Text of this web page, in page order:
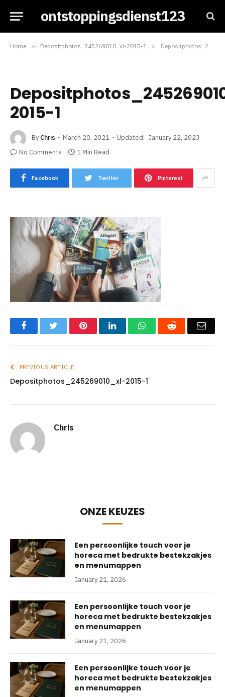
ontstoppingsdienst123
Home » Depositphotos_245269010_xl-2015-1 » Depositphotos_245269010_xl-2015-1
2015-1
By Chris March 20, 2021 Updated: January 22, 2023
No Comments
1 Min Read
Facebook Twitter Pinterest
FacebookTwitter PinterestLinkedInWhatsAppReddit
PREVIOUS ARTICLE
Depositphotos_245269010_xl-2015-1
Chris
ONZE KEUZES
Een persoonlijke touch voor je
horeca met bedrukte bestekzakjes
en menumappen
January 21, 2026
Een persoonlijke touch voor je
horeca met bedrukte bestekzakjes
en menumappen
January 21, 2026
Een persoonlijke touch voor je
horeca met bedrukte bestekzakjes
en menumappen